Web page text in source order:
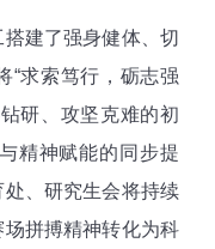
建了强身健体、切
“求索笃行，砺志强
研、攻坚克难的初
精神赋能的同步提
、研究生会将持续
拼搏精神转化为科